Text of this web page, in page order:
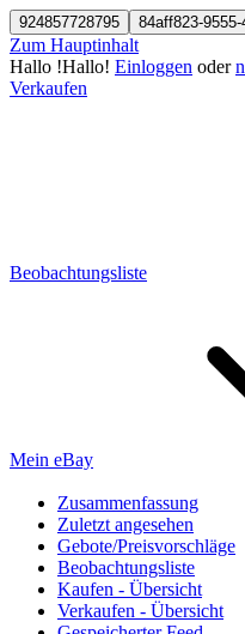
924857728795 84aff823-
Zum Hauptinhalt
Hallo !Hallo! Einloggen oder
Verkaufen
Beobachtungsliste
Mein eBay
Zusammenfassung
Zuletzt angesehen
Gebote/Preisvorschläge
Beobachtungsliste
Kaufen - Übersicht
Verkaufen - Übersicht